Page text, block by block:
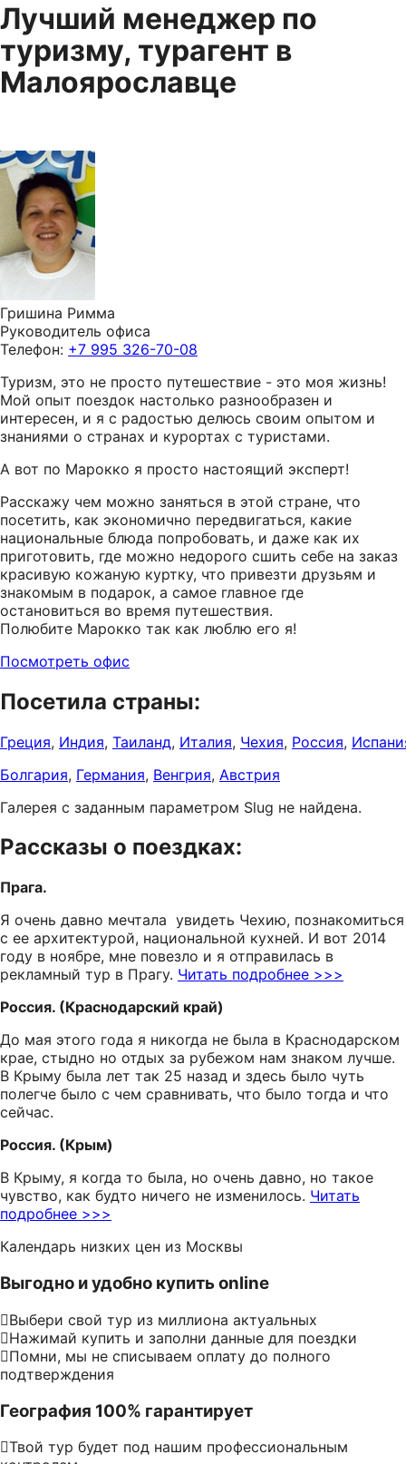
Лучший менеджер по
туризму, турагент в
Малоярославце
Гришина Римма
Руководитель офиса
Телефон: +7 995 326-70-08
Туризм, это не просто путешествие - это моя жизнь!
Мой опыт поездок настолько разнообразен и
интересен, и я с радостью делюсь своим опытом и
знаниями о странах и курортах с туристами.
А вот по Марокко я просто настоящий эксперт!
Расскажу чем можно заняться в этой стране, что
посетить, как экономично передвигаться, какие
национальные блюда попробовать, и даже как их
приготовить, где можно недорого сшить себе на заказ
красивую кожаную куртку, что привезти друзьям и
знакомым в подарок, а самое главное где
остановиться во время путешествия.
Полюбите Марокко так как люблю его я!
Посмотреть офис
Посетила страны:
Греция, Индия, Таиланд, Италия, Чехия, Россия,
Болгария, Германия, Венгрия, Австрия
Галерея с заданным параметром Slug не найдена.
Рассказы о поездках:
Прага.
Я очень давно мечтала увидеть Чехию, познакомиться
с ее архитектурой, национальной кухней. И вот 2014
году в ноябре, мне повезло и я отправилась в
рекламный тур в Прагу. Читать подробнее >>>
Россия. (Краснодарский край)
До мая этого года я никогда не была в Краснодарском
крае, стыдно но отдых за рубежом нам знаком лучше.
В Крыму была лет так 25 назад и здесь было чуть
полегче было с чем сравнивать, что было тогда и что
сейчас.
Россия. (Крым)
В Крыму, я когда то была, но очень давно, но такое
чувство, как будто ничего не изменилось. Читать
подробнее >>>
Календарь низких цен из Москвы
Выгодно и удобно купить online
Выбери свой тур из миллиона актуальных
Нажимай купить и заполни данные для поездки
Помни, мы не списываем оплату до полного
подтверждения
География 100% гарантирует
Твой тур будет под нашим профессиональным